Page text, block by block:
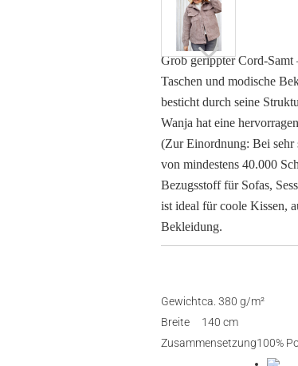
Grob gerippter Cord-
Taschen und modische
besticht durch seine
Wanja hat eine
(Zur Einordnung: Bei
von mindestens 40.000
Bezugsstoff für Sofas,
ist ideal für coole Kissen,
Bekleidung.
Gewichtca. 380 g/m²
Breite
140 cm
Zusammensetzung100%